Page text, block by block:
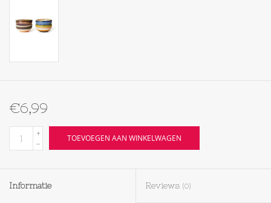
Food
Boeken
Textiel
€6,99
+
-
TOEVOEGEN AAN WINKELWAGEN
Informatie Reviews (0)